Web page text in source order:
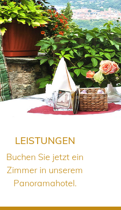
LEISTUNGEN
Buchen Sie jetzt ein
Zimmer in unserem
Panoramahotel.